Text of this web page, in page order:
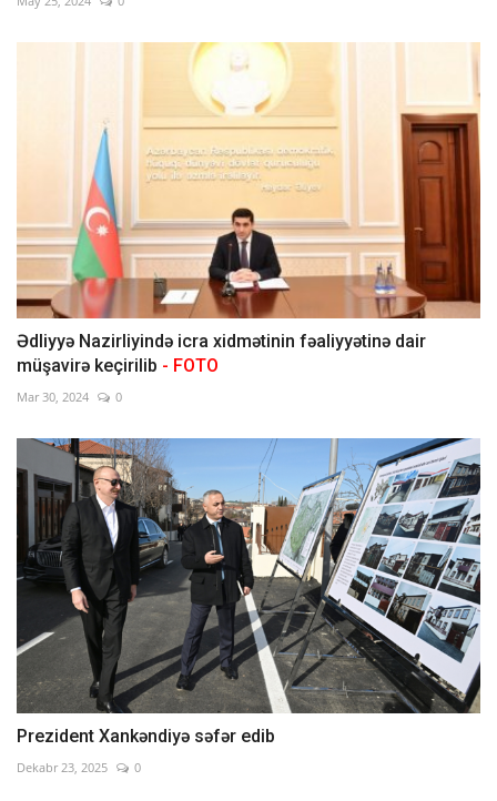
Ədliyyə Nazirliyində icra xidmətinin fəaliyyətinə dair
müşavirə keçirilib - FOTO
Mar 30, 2024 0
Prezident Xankəndiyə səfər edib
Dekabr 23, 2025 0